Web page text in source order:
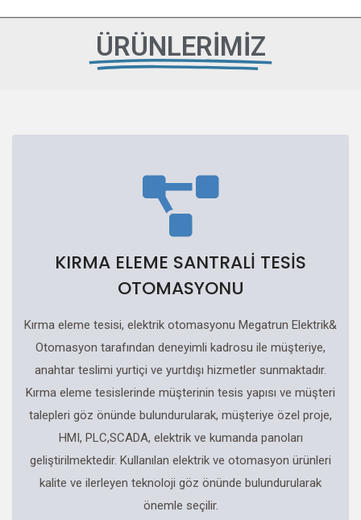
ÜRÜNLERİMİZ
KIRMA ELEME SANTRALİ TESİS
OTOMASYONU
Kırma eleme tesisi, elektrik otomasyonu Megatrun Elektrik&
Otomasyon tarafından deneyimli kadrosu ile müşteriye,
anahtar teslimi yurtiçi ve yurtdışı hizmetler sunmaktadır.
Kırma eleme tesislerinde müşterinin tesis yapısı ve müşteri
talepleri göz önünde bulundurularak, müşteriye özel proje,
HMI, PLC,SCADA, elektrik ve kumanda panoları
geliştirilmektedir. Kullanılan elektrik ve otomasyon ürünleri
kalite ve ilerleyen teknoloji göz önünde bulundurularak
önemle seçilir.